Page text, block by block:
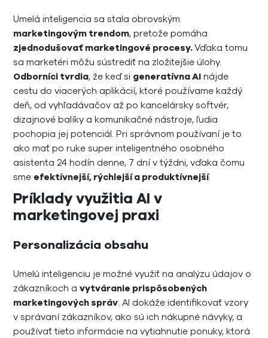
Umelá inteligencia sa stala obrovským
marketingovým trendom, pretože pomáha
zjednodušovať marketingové procesy.Vďaka tomu
sa marketéri môžu sústrediť na zložitejšie úlohy.
Odborníci tvrdia, že keď si generatívna AI nájde
cestu do viacerých aplikácií, ktoré používame každý
deň, od vyhľadávačov až po kancelársky softvér,
dizajnové balíky a komunikačné nástroje, ľudia
pochopia jej potenciál. Pri správnom používaní je to
ako mať po ruke super inteligentného osobného
asistenta 24 hodín denne, 7 dní v týždni, vďaka čomu
sme efektívnejší, rýchlejší a produktívnejší.
Príklady využitia AI v
marketingovej praxi
Personalizácia obsahu
Umelú inteligenciu je možné využiť na analýzu údajov o
zákazníkoch avytváranie prispôsobených
marketingových správ. AI dokáže identifikovať vzory
v správaní zákazníkov, ako sú ich nákupné návyky, a
používať tieto informácie na vytiahnutie ponuky, ktorá